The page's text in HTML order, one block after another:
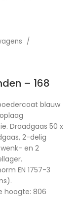
– 168
blauw
Draadgaas 50 x
2-delig
en 2
EN 1757-3
hoogte: 806